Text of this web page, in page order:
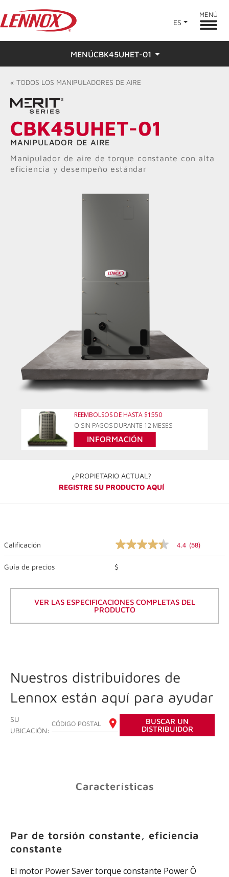
ES
MENÚ
MENÚCBK45UHET-01
Descripción general
Características
Calificaciones y reseñas
Buscar un distribuidor
« TODOS LOS MANIPULADORES DE AIRE
CBK45UHET-01
MANIPULADOR DE AIRE
Manipulador de aire de torque constante con alta
eficiencia y desempeño estándar
REEMBOLSOS DE HASTA $1550
O SIN PAGOS DURANTE 12 MESES
INFORMACIÓN
¿PROPIETARIO ACTUAL?
REGISTRE SU PRODUCTO AQUÍ
Calificación
4.4
of
5
average
rating
value.
Read
58
4.4 (58)
Guía de precios $
VER LAS ESPECIFICACIONES COMPLETAS DEL
PRODUCTO
Nuestros distribuidores de
Lennox están aquí para ayudar
SU
UBICACIÓN:
INGRESE SU CÓDIGO POSTAL
BUSCAR UN
DISTRIBUIDOR
Características
Par de torsión constante, eficiencia
constante
El motor Power Saver torque constante Power Ô